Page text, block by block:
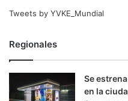
Tweets by YVKE_Mundial
Regionales
Se
en la